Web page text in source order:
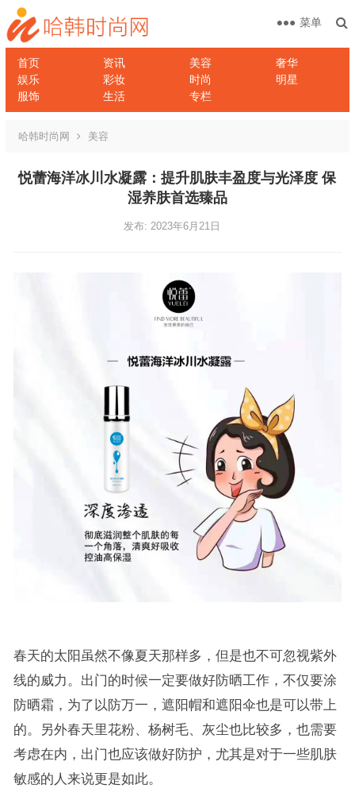
首页 资讯 美容
奢华
娱乐
彩妆 时尚
明星
服饰
生活 专栏
菜单
哈韩时尚网 美容
悦蕾海洋冰川水凝露：提升肌肤丰盈度与光泽度 保
湿养肤首选臻品
发布: 2023年6月21日
春天的太阳虽然不像夏天那样多，但是也不可忽视紫外
线的威力。出门的时候一定要做好防晒工作，不仅要涂
防晒霜，为了以防万一，遮阳帽和遮阳伞也是可以带上
的。另外春天里花粉、杨树毛、灰尘也比较多，也需要
考虑在内，出门也应该做好防护，尤其是对于一些肌肤
敏感的人来说更是如此。